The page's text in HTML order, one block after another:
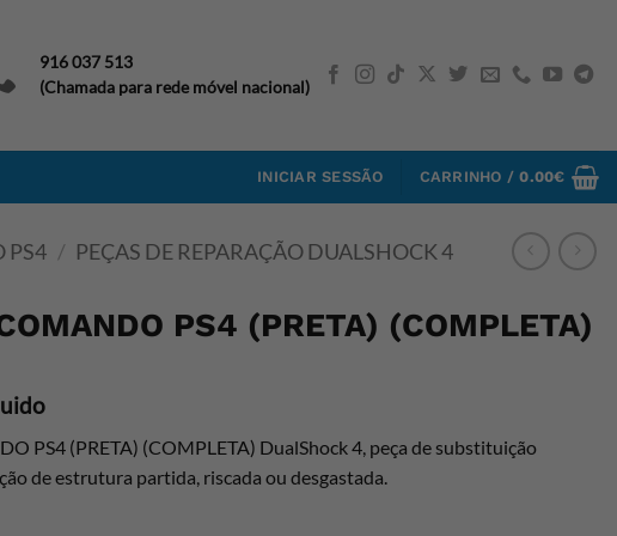
916 037 513
(Chamada para rede móvel nacional)
INICIAR SESSÃO CARRINHO /0.00€
PS4 / PEÇAS DE REPARAÇÃO DUALSHOCK 4
PS4 (PRETA) (COMPLETA)
PS4 (PRETA) (COMPLETA) DualShock 4, peça de substituição
de estrutura partida, riscada ou desgastada.